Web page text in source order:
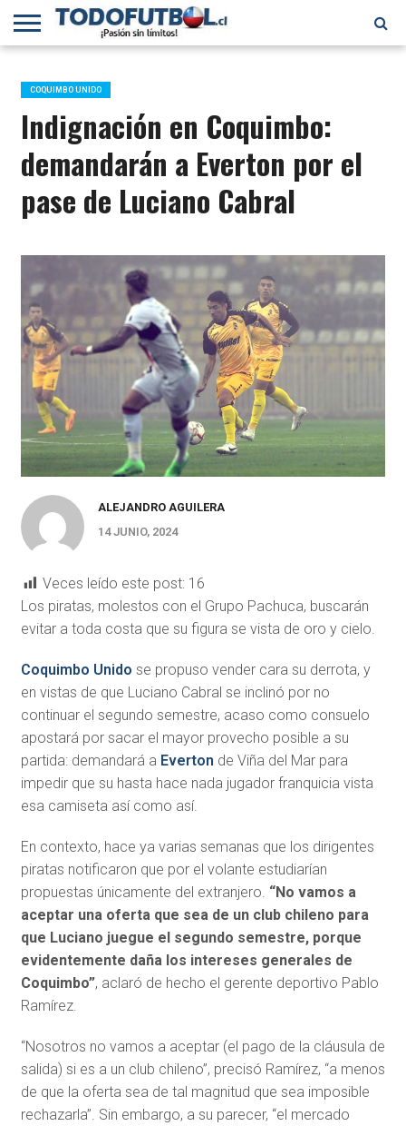
PRIMERA
B
SELECCIÓN
CHILENA
CHILENOS
EN EL
MUNDO
FÚTBOL
INTERNACIONAL
COQUIMBO UNIDO
Indignación en Coquimbo:
demandarán a Everton por el
pase de Luciano Cabral
ALEJANDRO AGUILERA
14 JUNIO, 2024
Veces leído este post: 16
Los piratas, molestos con el Grupo Pachuca, buscarán
evitar a toda costa que su figura se vista de oro y cielo.
Coquimbo Unido se propuso vender cara su derrota, y
en vistas de que Luciano Cabral se inclinó por no
continuar el segundo semestre, acaso como consuelo
apostará por sacar el mayor provecho posible a su
partida: demandará a Everton de Viña del Mar para
impedir que su hasta hace nada jugador franquicia vista
esa camiseta así como así.
En contexto, hace ya varias semanas que los dirigentes
piratas notificaron que por el volante estudiarían
propuestas únicamente del extranjero. “No vamos a
aceptar una oferta que sea de un club chileno para
que Luciano juegue el segundo semestre, porque
evidentemente daña los intereses generales de
Coquimbo”, aclaró de hecho el gerente deportivo Pablo
Ramírez.
“Nosotros no vamos a aceptar (el pago de la cláusula de
salida) si es a un club chileno”, precisó Ramírez, “a menos
de que la oferta sea de tal magnitud que sea imposible
rechazarla”. Sin embargo, a su parecer, “el mercado